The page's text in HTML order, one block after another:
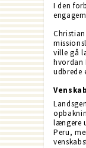
I den
ville gå
hvordan
udbrede
længere
Peru,